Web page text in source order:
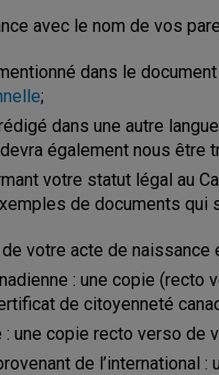
avec le nom de vos
dans le
;
dans une autre
également nous être
votre statut légal au
de documents qui
votre acte de naissance
: une copie (recto
de citoyenneté
une copie recto verso de
de l’international :